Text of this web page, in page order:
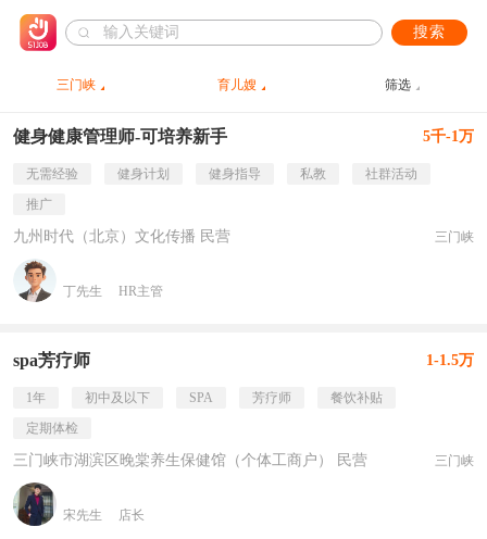
搜索
三门峡 育儿嫂 筛选
健身健康管理师-可培养新手 5千-1万
无需经验 健身计划 健身指导 私教
社群活动
推广
九州时代（北京）文化传播 民营 三门峡
丁先生 HR主管
spa芳疗师 1-1.5万
1年 初中及以下 SPA 芳疗师
餐饮补贴
定期体检
三门峡市湖滨区晚棠养生保健馆（个体工商户） 民营 三门峡
宋先生 店长